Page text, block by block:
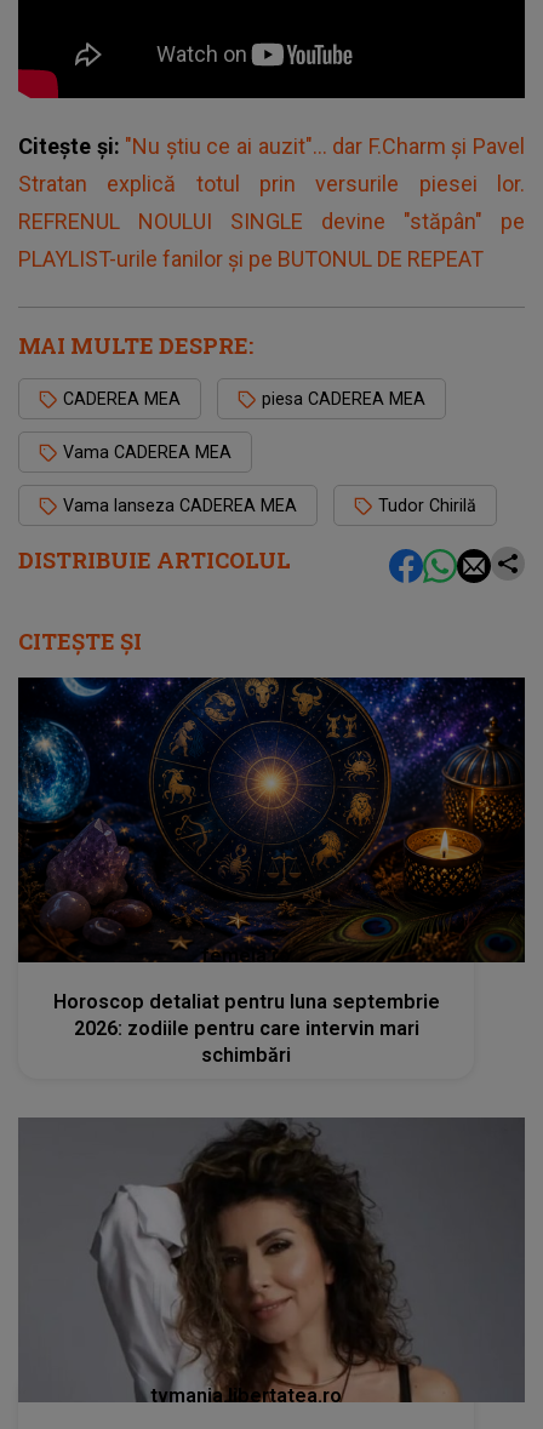
DISTRIBUIE ARTICOLUL
Citește și: "Nu știu ce ai auzit"... dar F.Charm și Pavel
Stratan explică totul prin versurile piesei lor.
REFRENUL NOULUI SINGLE devine "stăpân" pe
PLAYLIST-urile fanilor și pe BUTONUL DE REPEAT
MAI MULTE DESPRE:
CADEREA MEA piesa CADEREA MEA
Vama CADEREA MEA
Vama lanseza CADEREA MEA Tudor Chirilă
CITEȘTE ȘI
femeia.ro
Horoscop detaliat pentru luna septembrie
2026: zodiile pentru care intervin mari
schimbări
tvmania.libertatea.ro